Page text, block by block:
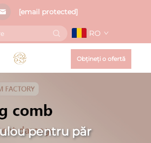
[email protected]
RO
Obțineți o ofertă
pentru păr